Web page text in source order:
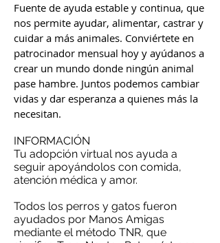
Fuente de ayuda estable y continua, que
nos permite ayudar, alimentar, castrar y
cuidar a más animales. Conviértete en
patrocinador mensual hoy y ayúdanos a
crear un mundo donde ningún animal
pase hambre. Juntos podemos cambiar
vidas y dar esperanza a quienes más la
necesitan.
INFORMACIÓN
Tu adopción virtual nos ayuda a
seguir apoyándolos con comida,
atención médica y amor.
Todos los perros y gatos fueron
ayudados por Manos Amigas
mediante el método TNR, que